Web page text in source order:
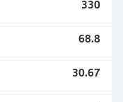
330
68.8
30.67